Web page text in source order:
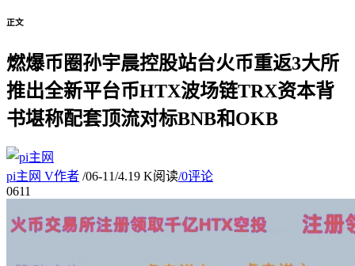
正文
燃爆币圈孙宇晨控股站台火币重返3大所
推出全新平台币HTX波场链TRX资本背
书堪称配套顶流对标BNB和OKB
pi主网 V作者 /06-11/4.19 K阅读/0评论
0611